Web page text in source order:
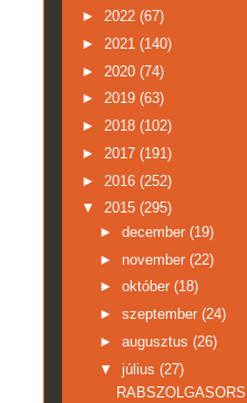
► 2022 (67)
► 2021 (140)
► 2020 (74)
► 2019 (63)
► 2018 (102)
► 2017 (191)
► 2016 (252)
▼ 2015 (295)
► december (19)
► november (22)
► október (18)
► szeptember (24)
► augusztus (26)
▼ július (27)
RABSZOLGASORS